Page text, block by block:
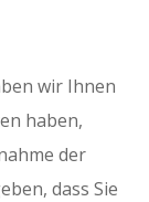
wir Ihnen
haben,
der
dass Sie